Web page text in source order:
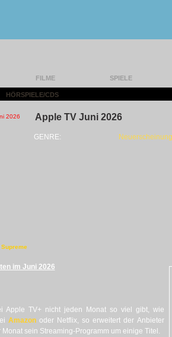
FILME SPIELE
HÖRSPIELE/CDS
Apple TV Juni 2026
GENRE:
im Juni 2026
Apple TV+ nicht jeden Monat so viel gibt, wie
Amazonoder Netflix, so erweitert der Anbieter
sein Streaming-Programm um einige Titel.